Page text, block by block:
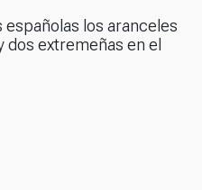
españolas los aranceles
dos extremeñas en el